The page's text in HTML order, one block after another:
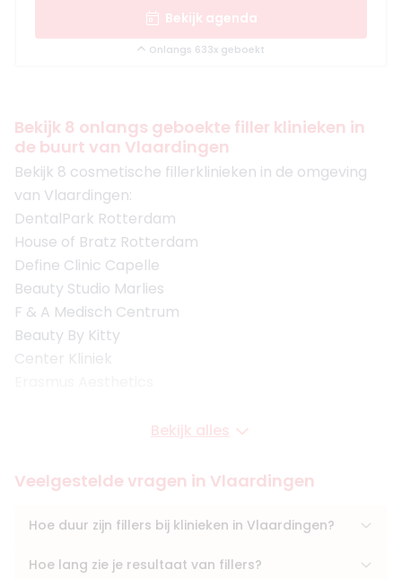
Bekijk agenda
Onlangs 633x geboekt
Bekijk 8 onlangs geboekte filler klinieken in
de buurt van Vlaardingen
Bekijk 8 cosmetische fillerklinieken in de omgeving
van Vlaardingen:
DentalPark Rotterdam
House of Bratz Rotterdam
Define Clinic Capelle
Beauty Studio Marlies
F & A Medisch Centrum
Beauty By Kitty
Center Kliniek
Bekijk alles
Veelgestelde vragen in Vlaardingen
Hoe duur zijn fillers bij klinieken in Vlaardingen?
Hoe lang zie je resultaat van fillers?